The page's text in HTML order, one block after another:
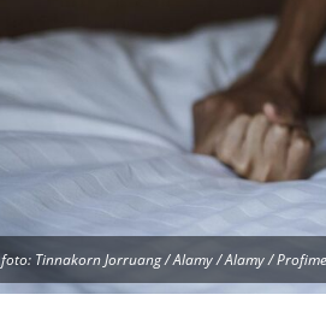
foto: Tinnakorn Jorruang / Alamy / Alamy /